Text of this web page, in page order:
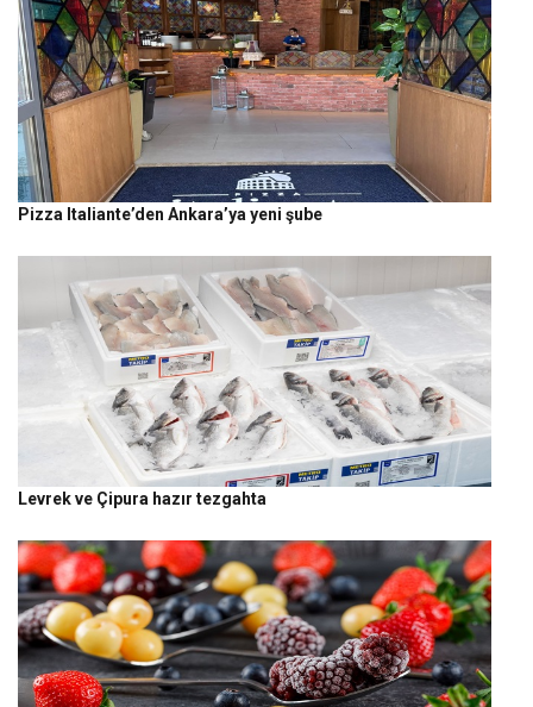
Pizza Italiante’den Ankara’ya yeni şube
Levrek ve Çipura hazır tezgahta